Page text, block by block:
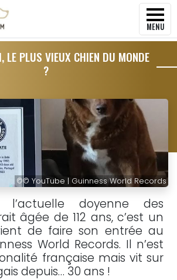
MENU
LE PLUS VIEUX CHIEN DU MONDE
?
©© YouTube | Guinness World Records
doyenne des
âgée de 112 ans, c’est un
de faire son entrée au
World Records. Il n’est
française mais vit sur
depuis… 30 ans !